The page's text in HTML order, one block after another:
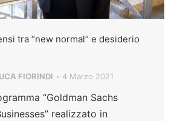
tra “new normal” e desiderio
FIORINDI 4 Marzo 2021
“Goldman Sachs
realizzato in